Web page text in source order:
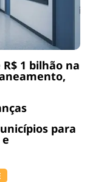
1 bilhão na
para